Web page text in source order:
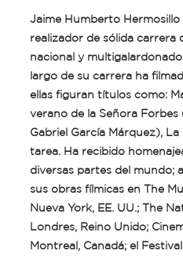
Jaime Humberto
realizador de sólida
nacional y
largo de su carrera ha
ellas figuran títulos como:
verano de la Señora
Gabriel García Márquez),
tarea. Ha recibido
diversas partes del mundo;
sus obras fílmicas en The
Nueva York, EE. UU.; The
Londres, Reino Unido;
Montreal, Canadá; el